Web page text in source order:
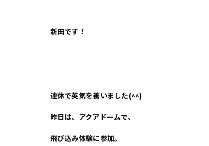
新田です！
連休で英気を養いました(^^)
昨日は、アクアドームで、
飛び込み体験に参加。